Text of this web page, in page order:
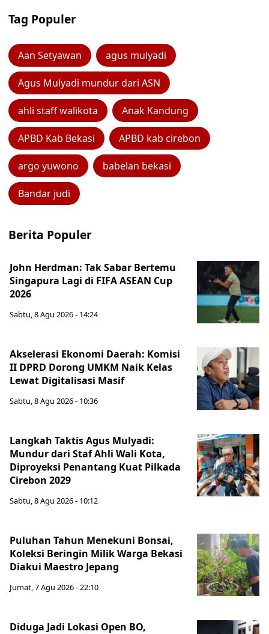
Tag Populer
Aan Setyawan agus mulyadi
Agus Mulyadi mundur dari ASN
ahli staff walikota Anak Kandung
APBD Kab Bekasi APBD kab cirebon
argo yuwono babelan bekasi
Bandar judi
Berita Populer
John Herdman: Tak Sabar Bertemu
Singapura Lagi di FIFA ASEAN Cup
2026
Sabtu, 8 Agu 2026 - 14:24
Akselerasi Ekonomi Daerah: Komisi
II DPRD Dorong UMKM Naik Kelas
Lewat Digitalisasi Masif
Sabtu, 8 Agu 2026 - 10:36
Langkah Taktis Agus Mulyadi:
Mundur dari Staf Ahli Wali Kota,
Diproyeksi Penantang Kuat Pilkada
Cirebon 2029
Sabtu, 8 Agu 2026 - 10:12
Puluhan Tahun Menekuni Bonsai,
Koleksi Beringin Milik Warga Bekasi
Diakui Maestro Jepang
Jumat, 7 Agu 2026 - 22:10
Diduga Jadi Lokasi Open BO,